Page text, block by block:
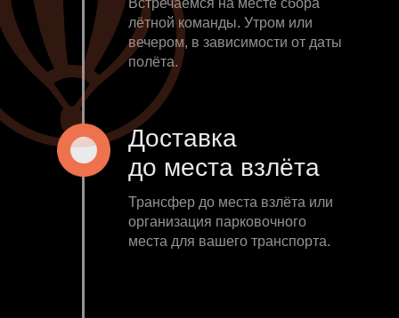
Встречаемся на месте сбора
лётной команды. Утром или
вечером, в зависимости от даты
полёта.
Доставка
до места взлёта
Трансфер до места взлёта или
организация парковочного
места для вашего транспорта.